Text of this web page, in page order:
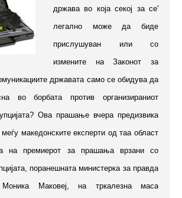
држава во која секој за се'
легално може да биде
прислушуван или со
измените на Законот за
државата само се обидува да
во борбата против организираниот
Ова прашање вчера предизвика
меѓу македонските експерти од таа област
на премиерот за прашања врзани со
поранешната министерка за правда
Маковеј, на тркалезна маса